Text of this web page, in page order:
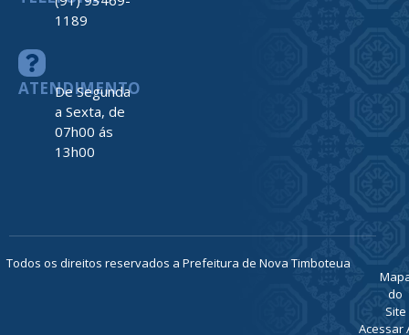
1189
ATENDIMENTO
De Segunda
a Sexta, de
07h00 ás
13h00
Todos os direitos reservados a Prefeitura de Nova Timboteua
do
Site
Acessar